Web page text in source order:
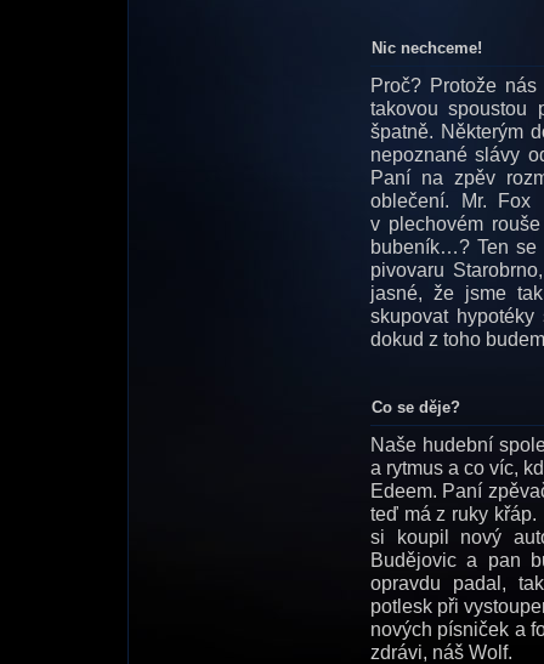
Nic nechceme!
Proč? Protože
takovou
špatně. Některým
nepoznané slávy
Paní na zpěv
oblečení. Mr.
v plechovém
bubeník…? Ten se
pivovaru
jasné, že jsme
skupovat
dokud z toho
Co se děje?
Naše hudební
a rytmus a co víc,
Edeem. Paní
teď má z ruky
si koupil nový
Budějovic a pan
opravdu padal,
potlesk při
nových písniček a
zdrávi, náš Wolf.